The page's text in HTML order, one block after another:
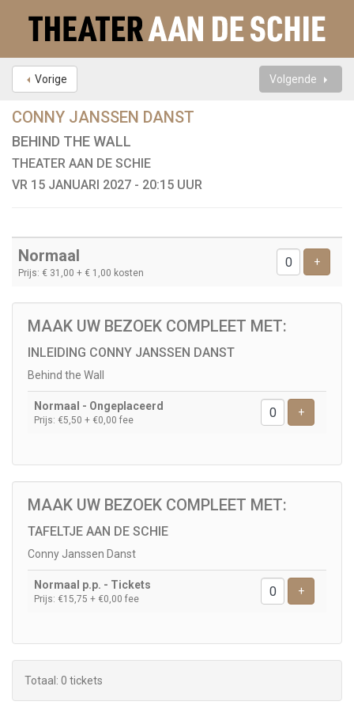
Vorige Volgende
CONNY JANSSEN DANST
BEHIND THE WALL
THEATER AAN DE SCHIE
VR 15 JANUARI 2027 - 20:15 UUR
Aantal
Normaal
Prijs: € 31,00 + € 1,00 kosten
+Voeg
INLEIDING CONNY JANSSEN DANST
Behind the Wall
Normaal - Ongeplaceerd
Prijs: €5,50 + €0,00 fee
+Voeg
TAFELTJE AAN DE SCHIE
Conny Janssen Danst
Normaal p.p. - Tickets
Prijs: €15,75 + €0,00 fee
+Voeg
Totaal: 0 tickets